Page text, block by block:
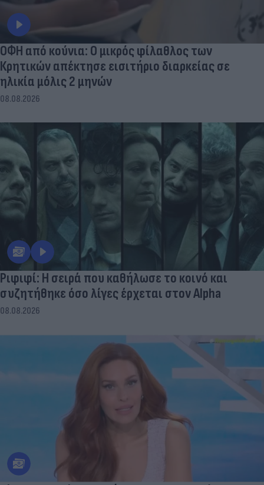
ΟΦΗ από κούνια: Ο μικρός φίλαθλος των
Κρητικών απέκτησε εισιτήριο διαρκείας σε
ηλικία μόλις 2 μηνών
08.08.2026
Ριφιφί: Η σειρά που καθήλωσε το κοινό και
συζητήθηκε όσο λίγες έρχεται στον Alpha
08.08.2026